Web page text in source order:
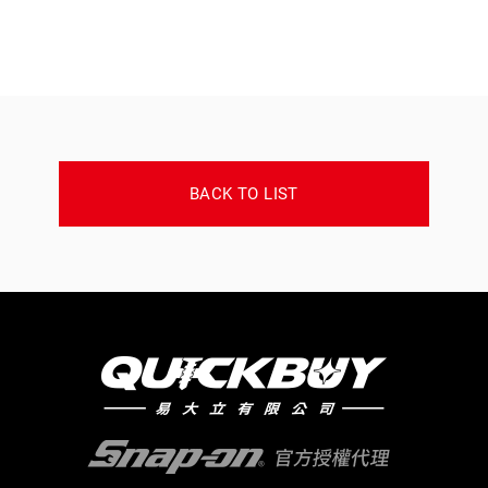
BACK TO LIST